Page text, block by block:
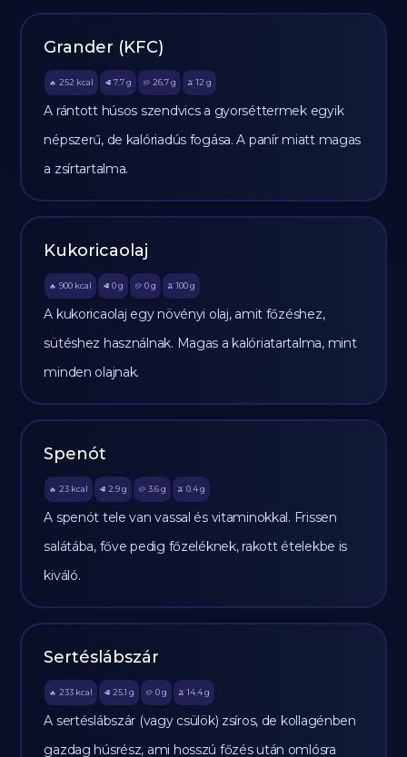
Grander (KFC)
🔥 252 kcal 🥩 7.7 g 🥔 26.7g 🫒 12 g
A rántott húsos szendvics a gyorséttermek egyik
népszerű, de kalóriadús fogása. A panír miatt magas
a zsírtartalma.
Kukoricaolaj
🔥 900 kcal 🥩 0 g 🥔 0g 🫒 100 g
A kukoricaolaj egy növényi olaj, amit főzéshez,
sütéshez használnak. Magas a kalóriatartalma, mint
minden olajnak.
Spenót
🔥 23 kcal 🥩 2.9 g 🥔 3.6g 🫒 0.4 g
A spenót tele van vassal és vitaminokkal. Frissen
salátába, főve pedig főzeléknek, rakott ételekbe is
kiváló.
Sertéslábszár
🔥 233 kcal 🥩 25.1 g 🥔 0g 🫒 14.4 g
A sertéslábszár (vagy csülök) zsíros, de kollagénben
gazdag húsrész, ami hosszú főzés után omlósra